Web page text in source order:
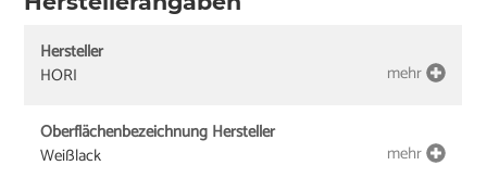
Hersteller
HORI
mehr
Oberflächenbezeichnung Hersteller
Weißlack
mehr